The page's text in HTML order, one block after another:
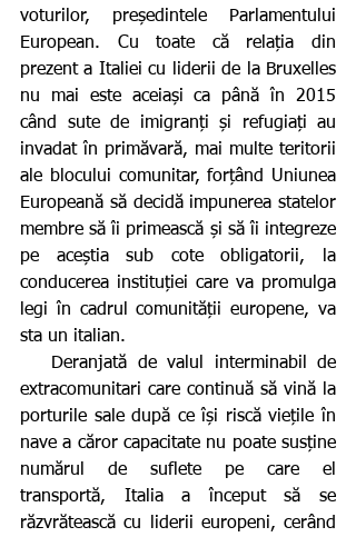
voturilor, președintele Parlamentului
European. Cu toate că relația din
prezent a Italiei cu liderii de la Bruxelles
nu mai este aceiași ca până în 2015
când sute de imigranți și refugiați au
invadat în primăvară, mai multe teritorii
ale blocului comunitar, forțând Uniunea
Europeană să decidă impunerea statelor
membre să îi primească și să îi integreze
pe aceștia sub cote obligatorii, la
conducerea instituției care va promulga
legi în cadrul comunității europene, va
sta un italian.
extracomunitari care continuă să vină la
porturile sale după ce își riscă viețile în
nave a căror capacitate nu poate susține
numărul de suflete pe care el
transportă, Italia a început să se
răzvrătească cu liderii europeni, cerând